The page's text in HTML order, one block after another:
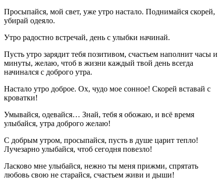
Просыпайся, мой свет, уже утро настало. Поднимайся скорей,
убирай одеяло.
Утро радостно встречай, день с улыбки начинай.
Пусть утро зарядит тебя позитивом, счастьем наполнит часы и
минуты, желаю, чтоб в жизни каждый твой день всегда
начинался с доброго утра.
Настало утро доброе. Ох, чудо мое сонное! Скорей вставай с
кроватки!
Умывайся, одевайся… Знай, тебя я обожаю, и всё время
улыбайся, утра доброго желаю!
С добрым утром, просыпайся, пусть в душе царит тепло!
Лучезарно улыбайся, чтоб сегодня повезло!
Ласково мне улыбайся, нежно ты меня прижми, спрятать
любовь свою не старайся, счастьем живи и дыши!